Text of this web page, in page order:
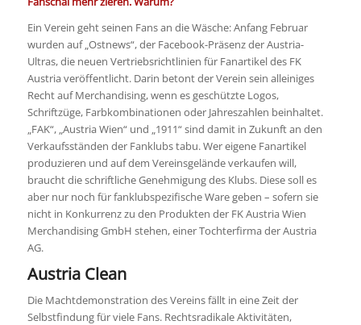
Ein Verein geht seinen Fans an die Wäsche: Anfang Februar
wurden auf „Ostnews“, der Facebook-Präsenz der Austria-
Ultras, die neuen Vertriebsrichtlinien für Fanartikel des FK
Austria veröffentlicht. Darin betont der Verein sein alleiniges
Recht auf Merchandising, wenn es geschützte Logos,
Schriftzüge, Farbkombinationen oder Jahreszahlen beinhaltet.
„FAK“, „Austria Wien“ und „1911“ sind damit in Zukunft an den
Verkaufsständen der Fanklubs tabu. Wer eigene Fanartikel
produzieren und auf dem Vereinsgelände verkaufen will,
braucht die schriftliche Genehmigung des Klubs. Diese soll es
aber nur noch für fanklubspezifische Ware geben – sofern sie
nicht in Konkurrenz zu den Produkten der FK Austria Wien
Merchandising GmbH stehen, einer Tochterfirma der Austria
AG.
Austria Clean
Die Machtdemonstration des Vereins fällt in eine Zeit der
Selbstfindung für viele Fans. Rechtsradikale Aktivitäten,